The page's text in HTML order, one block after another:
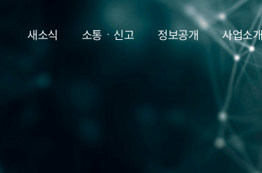
토지주택공사새소식 소통ㆍ신고 정보공개 사업소개